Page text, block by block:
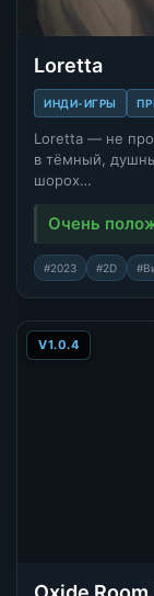
Loretta
ИНДИ-ИГРЫ
Loretta — не
в тёмный,
шорох…
Очень
#2023 #2D
V1.0.4